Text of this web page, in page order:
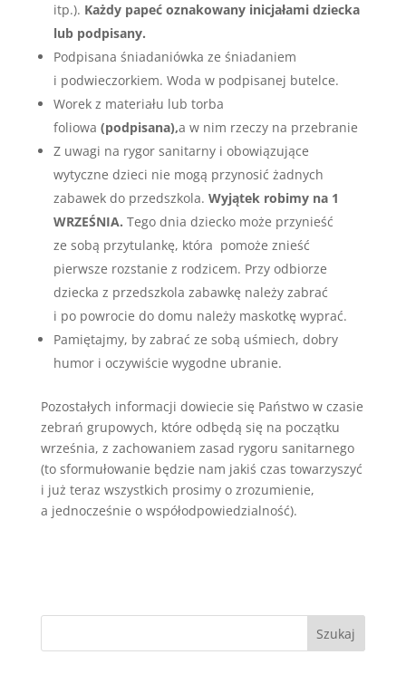
itp.). Każdy papeć oznakowany inicjałami dziecka
lub podpisany.
Podpisana śniadaniówka ze śniadaniem
i podwieczorkiem. Woda w podpisanej butelce.
Worek z materiału lub torba
foliowa (podpisana),a w nim rzeczy na przebranie
Z uwagi na rygor sanitarny i obowiązujące
wytyczne dzieci nie mogą przynosić żadnych
zabawek do przedszkola. Wyjątek robimy na 1
WRZEŚNIA. Tego dnia dziecko może przynieść
ze sobą przytulankę, która pomoże znieść
pierwsze rozstanie z rodzicem. Przy odbiorze
dziecka z przedszkola zabawkę należy zabrać
i po powrocie do domu należy maskotkę wyprać.
Pamiętajmy, by zabrać ze sobą uśmiech, dobry
humor i oczywiście wygodne ubranie.
Pozostałych informacji dowiecie się Państwo w czasie
zebrań grupowych, które odbędą się na początku
września, z zachowaniem zasad rygoru sanitarnego
(to sformułowanie będzie nam jakiś czas towarzyszyć
i już teraz wszystkich prosimy o zrozumienie,
a jednocześnie o współodpowiedzialność).